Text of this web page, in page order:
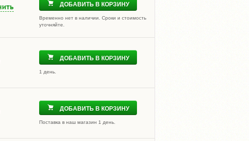
ДОБАВИТЬ В КОРЗИНУ
Временно нет в наличии. Сроки и стоимость
уточняйте.
ДОБАВИТЬ В КОРЗИНУ
1 день.
ДОБАВИТЬ В КОРЗИНУ
Поставка в наш магазин 1 день.